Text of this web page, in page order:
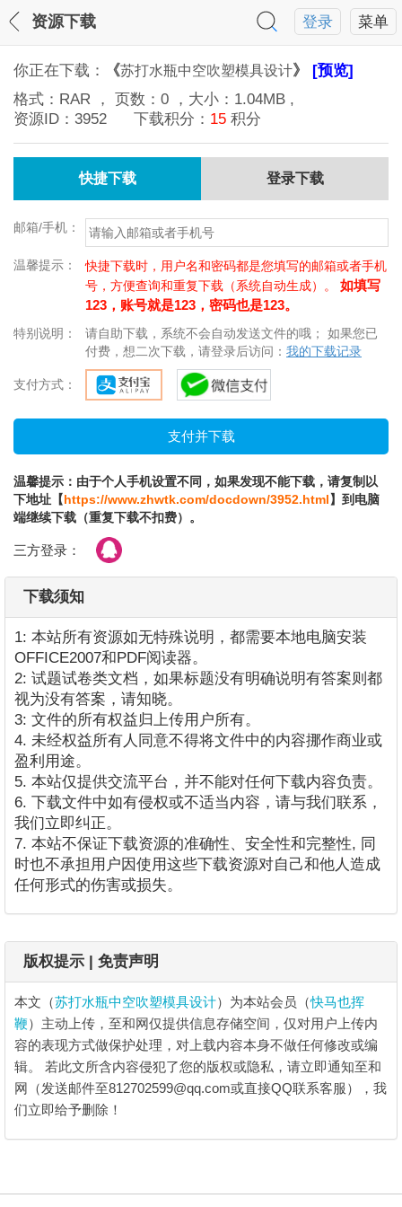
菜单
登录
资源下载
你正在下载： 《苏打水瓶中空吹塑模具设计》 [预览]
格式： RAR ， 页数： 0 ，大小： 1.04MB ,
资源ID： 3952 下载积分： 15 积分
快捷下载 登录下载
邮箱/手机：
温馨提示：
快捷下载时，用户名和密码都是您填写的邮箱或者手机
号，方便查询和重复下载（系统自动生成）。 如填写
123，账号就是123，密码也是123。
特别说明：
请自助下载，系统不会自动发送文件的哦； 如果您已
付费，想二次下载，请登录后访问： 我的下载记录
支付方式：
温馨提示：由于个人手机设置不同，如果发现不能下载，请复制以
下地址【https://www.zhwtk.com/docdown/3952.html】到电脑
端继续下载（重复下载不扣费）。
三方登录：
下载须知
1: 本站所有资源如无特殊说明，都需要本地电脑安装
OFFICE2007和PDF阅读器。
2: 试题试卷类文档，如果标题没有明确说明有答案则都
视为没有答案，请知晓。
3: 文件的所有权益归上传用户所有。
4. 未经权益所有人同意不得将文件中的内容挪作商业或
盈利用途。
5. 本站仅提供交流平台，并不能对任何下载内容负责。
6. 下载文件中如有侵权或不适当内容，请与我们联系，
我们立即纠正。
7. 本站不保证下载资源的准确性、安全性和完整性, 同
时也不承担用户因使用这些下载资源对自己和他人造成
任何形式的伤害或损失。
版权提示 | 免责声明
本文（苏打水瓶中空吹塑模具设计）为本站会员（快马也挥
鞭）主动上传，至和网仅提供信息存储空间，仅对用户上传内
容的表现方式做保护处理，对上载内容本身不做任何修改或编
辑。 若此文所含内容侵犯了您的版权或隐私，请立即通知至和
网（发送邮件至812702599@qq.com或直接QQ联系客服），我
们立即给予删除！